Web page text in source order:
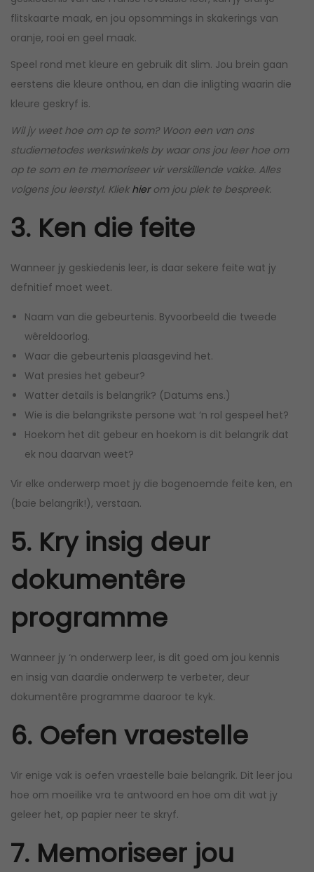
flitskaarte maak, en jou opsommings in skakerings van
oranje, rooi en geel maak.
Speel rond met kleure en gebruik dit slim. Jou brein gaan
eerstens die kleure onthou, en dan die inligting waarin die
kleure geskryf is.
Wil jy weet hoe om op te som? Woon een van ons
studiemetodes werkswinkels by waar ons jou leer hoe om
op te som en te memoriseer vir verskillende vakke. Alles
volgens jou leerstyl. Kliek hierom jou plek te bespreek.
3. Ken die feite
Wanneer jy geskiedenis leer, is daar sekere feite wat jy
defnitief moet weet.
Naam van die gebeurtenis. Byvoorbeeld die tweede
wêreldoorlog.
Waar die gebeurtenis plaasgevind het.
Wat presies het gebeur?
Watter details is belangrik? (Datums ens.)
Wie is die belangrikste persone wat ‘n rol gespeel het?
Hoekom het dit gebeur en hoekom is dit belangrik dat
ek nou daarvan weet?
Vir elke onderwerp moet jy die bogenoemde feite ken, en
(baie belangrik!), verstaan.
5. Kry insig deur
dokumentêre
programme
Wanneer jy ‘n onderwerp leer, is dit goed om jou kennis
en insig van daardie onderwerp te verbeter, deur
dokumentêre programme daaroor te kyk.
6. Oefen vraestelle
Vir enige vak is oefen vraestelle baie belangrik. Dit leer jou
hoe om moeilike vra te antwoord en hoe om dit wat jy
geleer het, op papier neer te skryf.
7. Memoriseer jou